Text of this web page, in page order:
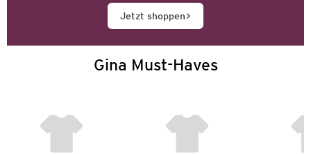
Jetzt shoppen
Gina Must-Haves